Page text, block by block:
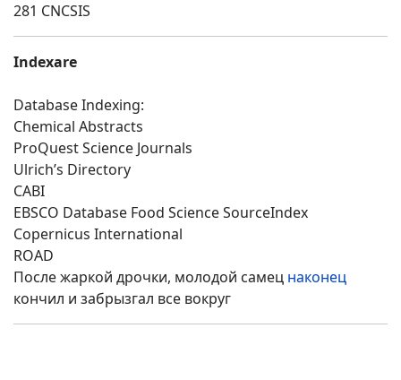
281 CNCSIS
Indexare
Database Indexing:
Chemical Abstracts
ProQuest Science Journals
Ulrich’s Directory
CABI
EBSCO Database Food Science SourceIndex
Copernicus International
ROAD
После жаркой дрочки, молодой самец наконец
кончил и забрызгал все вокруг